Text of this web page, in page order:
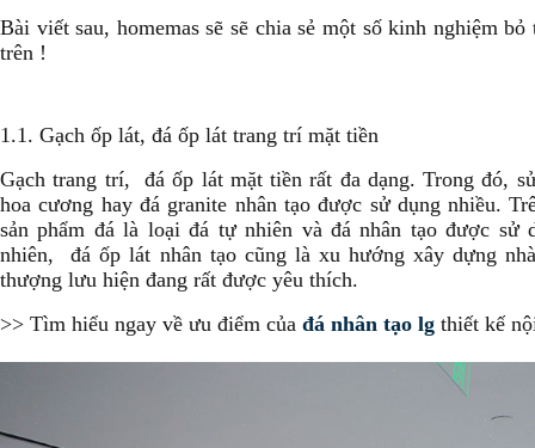
Bài viết sau, homemas sẽ sẽ chia sẻ một số kinh nghiệm
trên !
1.1. Gạch ốp lát, đá ốp lát trang trí mặt tiền
Gạch trang trí, đá ốp lát mặt tiền rất đa dạng. Trong đó,
hoa cương hay đá granite nhân tạo được sử dụng nhiều.
sản phẩm đá là loại đá tự nhiên và đá nhân tạo được sử
nhiên, đá ốp lát nhân tạo cũng là xu hướng xây dựng
thượng lưu hiện đang rất được yêu thích.
>> Tìm hiểu ngay về ưu điểm của đá nhân tạo lg thiết kế